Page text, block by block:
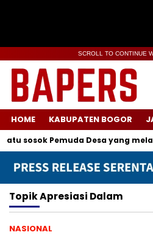
SCROLL TO CONTINUE
HOME KABUPATEN BOGOR
sosok Pemuda Desa yang
TopikApresiasi Dalam
NASIONAL